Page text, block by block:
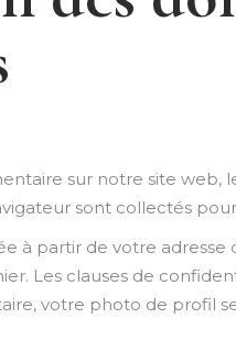
sur notre site web,
sont collectés
à partir de votre
Les clauses de
votre photo de profil